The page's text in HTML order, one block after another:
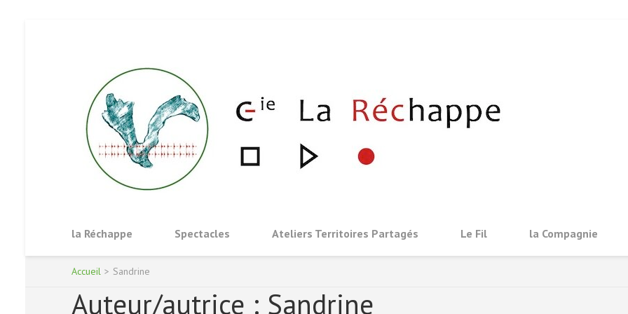
la Réchappe Spectacles Ateliers Territoires Partagés Le Fil la Compagnie
Accueil > Sandrine
Auteur/autrice : Sandrine